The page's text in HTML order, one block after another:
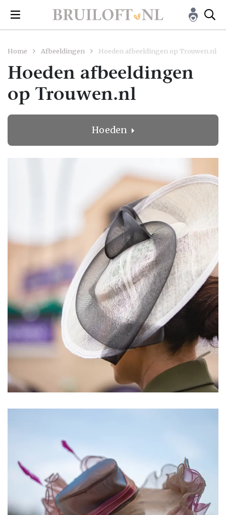
Home Afbeeldingen Hoeden afbeeldingen op Trouwen.nl
Hoeden afbeeldingen
op Trouwen.nl
Hoeden